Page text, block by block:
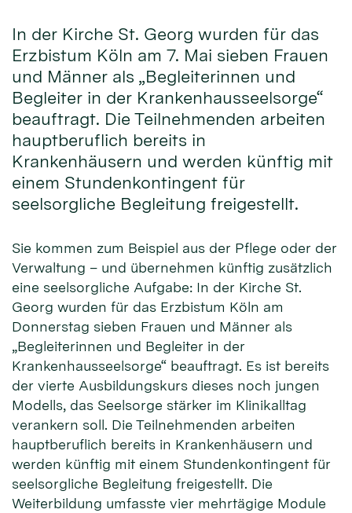
In der Kirche St. Georg wurden für das
Erzbistum Köln am 7. Mai sieben Frauen
und Männer als „Begleiterinnen und
Begleiter in der Krankenhausseelsorge“
beauftragt. Die Teilnehmenden arbeiten
hauptberuflich bereits in
Krankenhäusern und werden künftig mit
einem Stundenkontingent für
seelsorgliche Begleitung freigestellt.
Sie kommen zum Beispiel aus der Pflege oder der
Verwaltung – und übernehmen künftig zusätzlich
eine seelsorgliche Aufgabe: In der Kirche St.
Georg wurden für das Erzbistum Köln am
Donnerstag sieben Frauen und Männer als
„Begleiterinnen und Begleiter in der
Krankenhausseelsorge“ beauftragt. Es ist bereits
der vierte Ausbildungskurs dieses noch jungen
Modells, das Seelsorge stärker im Klinikalltag
verankern soll. Die Teilnehmenden arbeiten
hauptberuflich bereits in Krankenhäusern und
werden künftig mit einem Stundenkontingent für
seelsorgliche Begleitung freigestellt. Die
Weiterbildung umfasste vier mehrtägige Module